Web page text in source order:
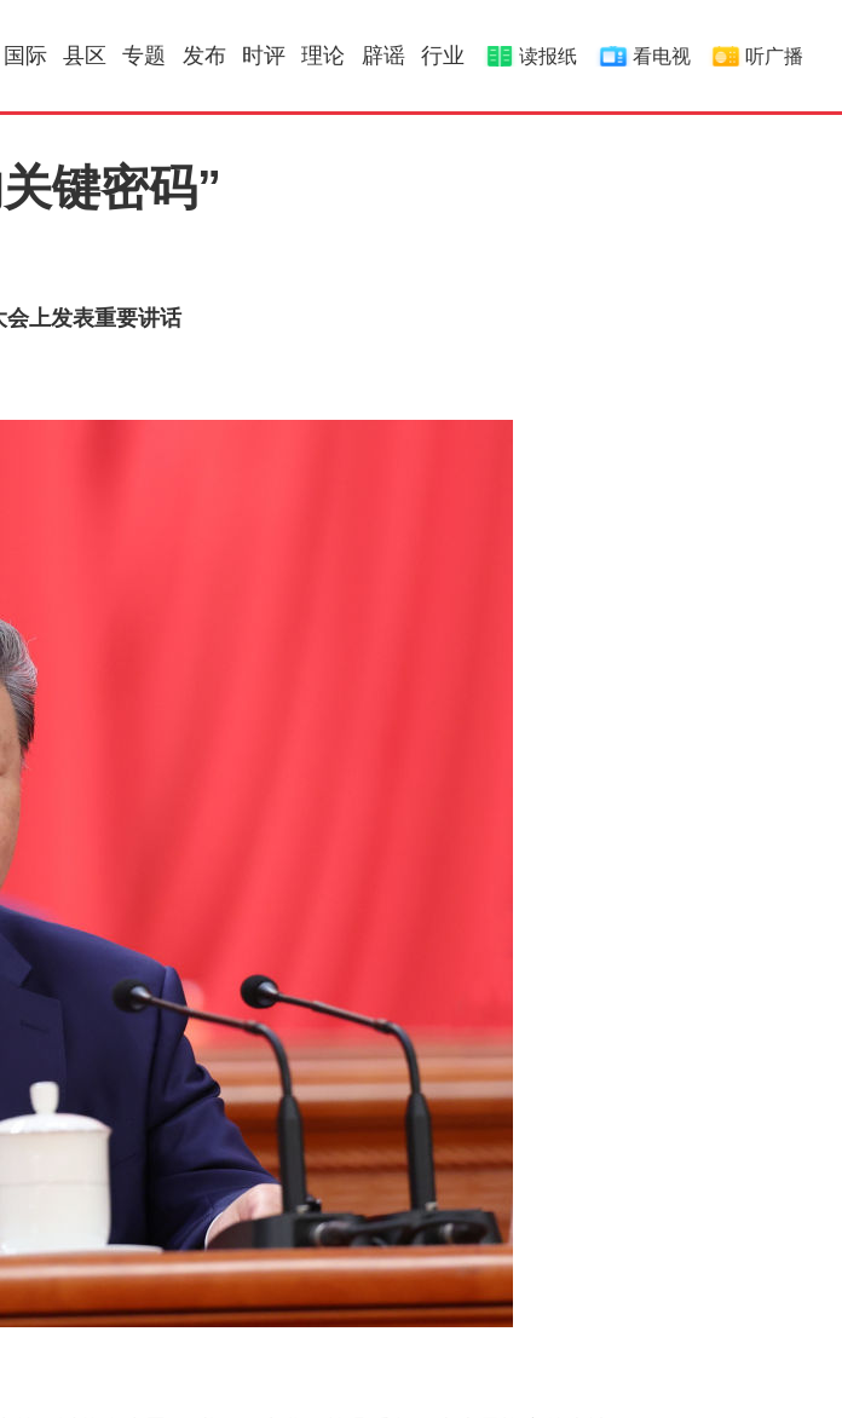
国际 县区 专题 发布 时评 理论 辟谣 行业 读报纸 看电视 听广播
键密码”
会上发表重要讲话